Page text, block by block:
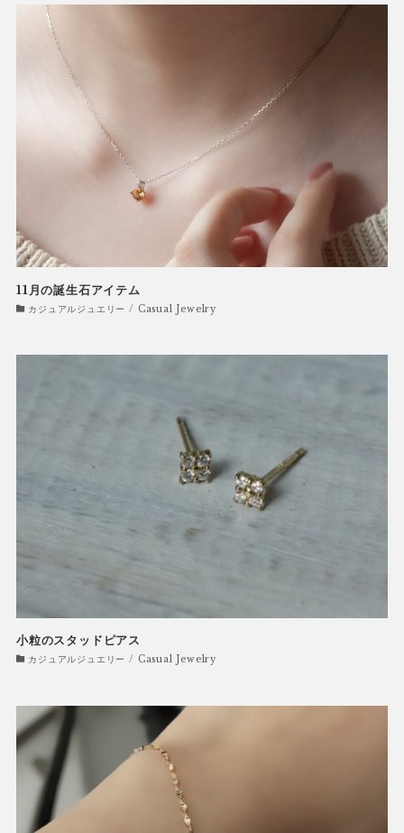
11月の誕生石アイテム
カジュアルジュエリー / Casual Jewelry
小粒のスタッドピアス
カジュアルジュエリー / Casual Jewelry